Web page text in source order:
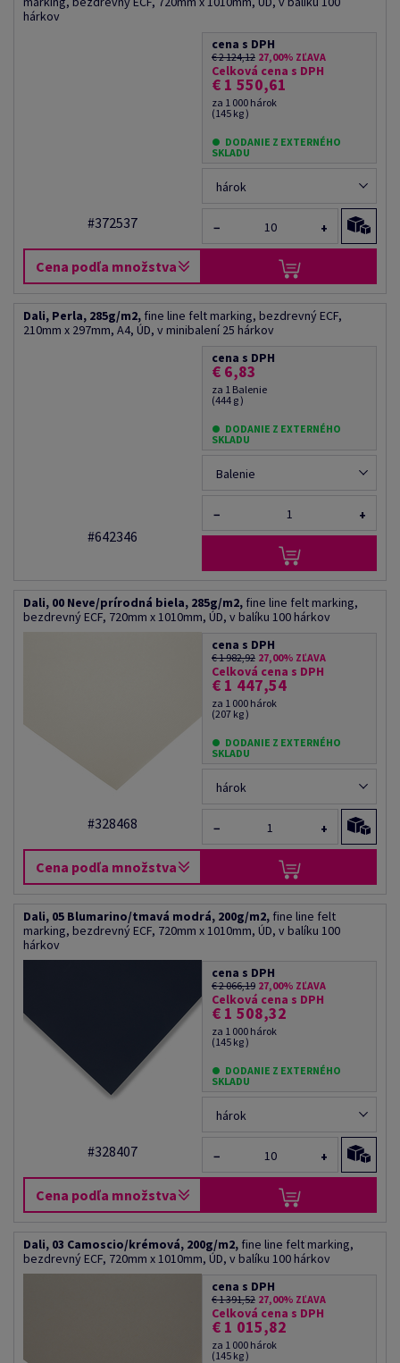
hárkov
#372537
Cena podľa množstva
cena s DPH
€ 2 124,12 27,00% ZĽAVA
Celková cena s DPH
€ 1 550,61
za 1 000 hárok
(145 kg )
DODANIE Z EXTERNÉHO
SKLADU
hárok
− +
Dali, Perla, 285g/m2, fine line felt marking, bezdrevný ECF,
210mm x 297mm, A4, ÚD, v minibalení 25 hárkov
#642346
cena s DPH
€ 6,83
za 1 Balenie
(444 g )
DODANIE Z EXTERNÉHO
SKLADU
Balenie
− +
Dali, 00 Neve/prírodná biela, 285g/m2, fine line felt marking,
bezdrevný ECF, 720mm x 1010mm, ÚD, v balíku 100 hárkov
#328468
Cena podľa množstva
cena s DPH
€ 1 982,92 27,00% ZĽAVA
Celková cena s DPH
€ 1 447,54
za 1 000 hárok
(207 kg )
DODANIE Z EXTERNÉHO
SKLADU
hárok
− +
Dali, 05 Blumarino/tmavá modrá, 200g/m2, fine line felt
marking, bezdrevný ECF, 720mm x 1010mm, ÚD, v balíku 100
hárkov
#328407
Cena podľa množstva
cena s DPH
€ 2 066,19 27,00% ZĽAVA
Celková cena s DPH
€ 1 508,32
za 1 000 hárok
(145 kg )
DODANIE Z EXTERNÉHO
SKLADU
hárok
− +
Dali, 03 Camoscio/krémová, 200g/m2, fine line felt marking,
bezdrevný ECF, 720mm x 1010mm, ÚD, v balíku 100 hárkov
cena s DPH
€ 1 391,52 27,00% ZĽAVA
Celková cena s DPH
€ 1 015,82
za 1 000 hárok
(145 kg )